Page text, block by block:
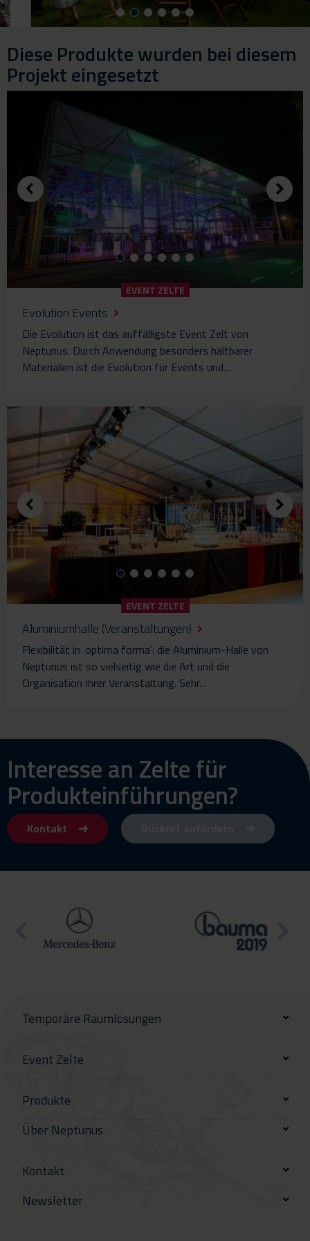
Diese Produkte wurden bei diesem
Projekt eingesetzt
EVENT ZELTE
Evolution Events
Die Evolution ist das auffälligste Event Zelt von
Neptunus. Durch Anwendung besonders haltbarer
Materialien ist die Evolution für Events und…
EVENT ZELTE
Aluminiumhalle (Veranstaltungen)
Flexibilität in ‚optima forma’: die Aluminium-Halle von
Neptunus ist so vielseitig wie die Art und die
Organisation Ihrer Veranstaltung. Sehr…
Interesse an Zelte für
Produkteinführungen?
Kontakt
Temporäre Raumlösungen
Event Zelte
Produkte
Über Neptunus
Kontakt
Newsletter